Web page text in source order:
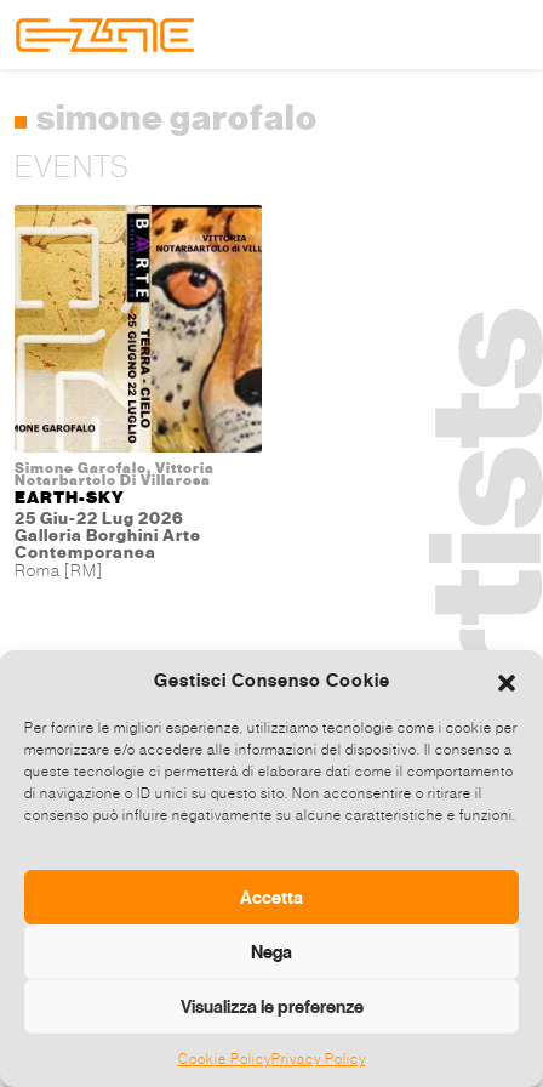
Gestisci Consenso Cookie
Per fornire le migliori esperienze, utilizziamo tecnologie come i cookie per
memorizzare e/o accedere alle informazioni del dispositivo. Il consenso a
queste tecnologie ci permetterà di elaborare dati come il comportamento
di navigazione o ID unici su questo sito. Non acconsentire o ritirare il
consenso può influire negativamente su alcune caratteristiche e funzioni.
Accetta
Nega
Visualizza le preferenze
Cookie PolicyPrivacy Policy
simone garofalo
EVENTS
Simone Garofalo, Vittoria
Notarbartolo Di Villarosa
EARTH-SKY
25 Giu-22 Lug 2026
Galleria Borghini Arte
Contemporanea
Roma [RM]
©2026 E-zine